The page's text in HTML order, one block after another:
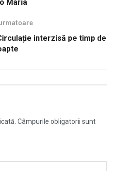
Maria
interzisă pe timp de
Câmpurile obligatorii sunt